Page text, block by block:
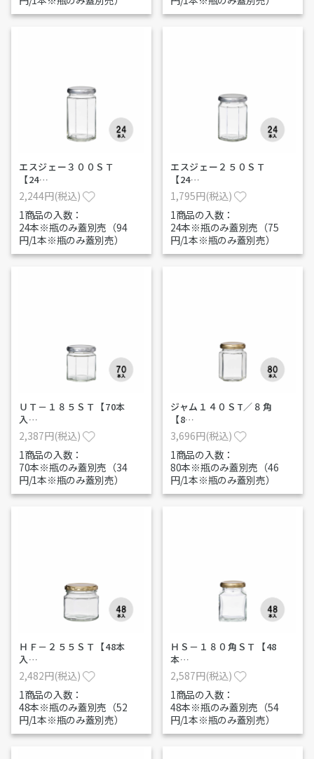
エスジェー３００ＳＴ
【24…
2,244円(税込)
1商品の入数：
24本※瓶のみ蓋別売（94
円/1本※瓶のみ蓋別売）
エスジェー２５０ＳＴ
【24…
1,795円(税込)
1商品の入数：
24本※瓶のみ蓋別売（75
円/1本※瓶のみ蓋別売）
ＵＴ－１８５ＳＴ【70本
入…
2,387円(税込)
1商品の入数：
70本※瓶のみ蓋別売（34
円/1本※瓶のみ蓋別売）
ジャム１４０ＳT／８角
【8…
3,696円(税込)
1商品の入数：
80本※瓶のみ蓋別売（46
円/1本※瓶のみ蓋別売）
ＨＦ－２５５ＳＴ【48本
入…
2,482円(税込)
1商品の入数：
48本※瓶のみ蓋別売（52
円/1本※瓶のみ蓋別売）
ＨＳ－１８０角ＳＴ【48
本…
2,587円(税込)
1商品の入数：
48本※瓶のみ蓋別売（54
円/1本※瓶のみ蓋別売）